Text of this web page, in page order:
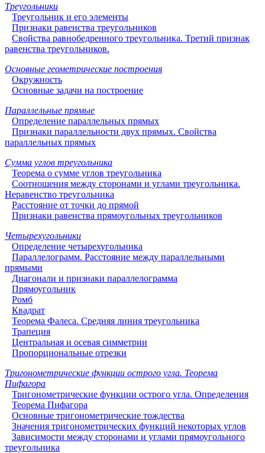
Треугольники
Треугольник и его элементы
Признаки равенства треугольников
Свойства равнобедренного треугольника. Третий признак
равенства треугольников.
Основные геометрические построения
Окружность
Основные задачи на построение
Параллельные прямые
Определение параллельных прямых
Признаки параллельности двух прямых. Свойства
параллельных прямых
Сумма углов треугольника
Теорема о сумме углов треугольника
Соотношения между сторонами и углами треугольника.
Неравенство треугольника
Расстояние от точки до прямой
Признаки равенства прямоугольных треугольников
Четырехугольники
Определение четырехугольника
Параллелограмм. Расстояние между параллельными
прямыми
Диагонали и признаки параллелограмма
Прямоугольник
Ромб
Квадрат
Теорема Фалеса. Средняя линия треугольника
Трапеция
Центральная и осевая симметрии
Пропорциональные отрезки
Тригонометрические функции острого угла. Теорема
Пифагора
Тригонометрические функции острого угла. Определения
Теорема Пифагора
Основные тригонометрические тождества
Значения тригонометрических функций некоторых углов
Зависимости между сторонами и углами прямоугольного
треугольника